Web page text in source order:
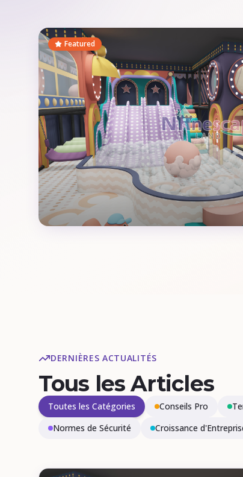
Featured
DERNIÈRES ACTUALITÉS
Tous les Articles
Toutes les Catégories Conseils Pro
Normes de Sécurité
Croissance